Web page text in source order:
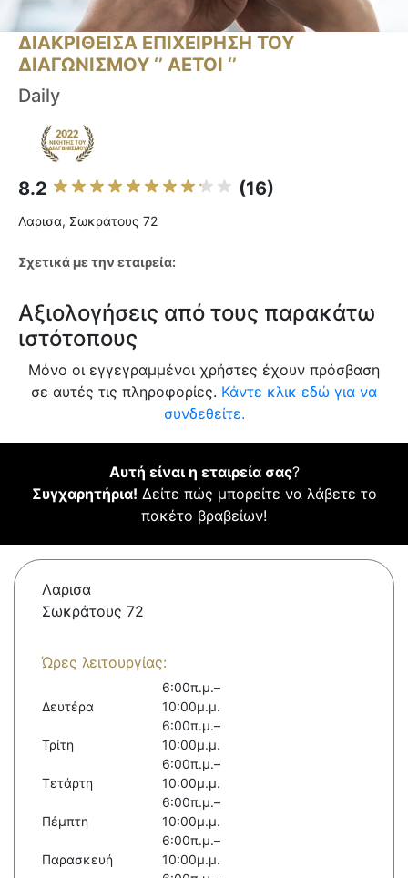
ΔΙΑΚΡΙΘΕΙΣΑ ΕΠΙΧΕΙΡΗΣΗ ΤΟΥ
ΔΙΑΓΩΝΙΣΜΟΥ ‘’ ΑΕΤΟΙ ‘’
Daily
8.2 (16)
Λαρισα, Σωκράτους 72
Σχετικά με την εταιρεία:
Αξιολογήσεις από τους παρακάτω
ιστότοπους
Μόνο οι εγγεγραμμένοι χρήστες έχουν πρόσβαση
σε αυτές τις πληροφορίες. Κάντε κλικ εδώ για να
συνδεθείτε.
Αυτή είναι η εταιρεία σας?
Συγχαρητήρια! Δείτε πώς μπορείτε να λάβετε το
πακέτο βραβείων!
Λαρισα
Σωκράτους 72
Ώρες λειτουργίας:
Δευτέρα
6:00π.μ.–
10:00μ.μ.
Τρίτη
6:00π.μ.–
10:00μ.μ.
Τετάρτη
6:00π.μ.–
10:00μ.μ.
Πέμπτη
6:00π.μ.–
10:00μ.μ.
Παρασκευή
6:00π.μ.–
10:00μ.μ.